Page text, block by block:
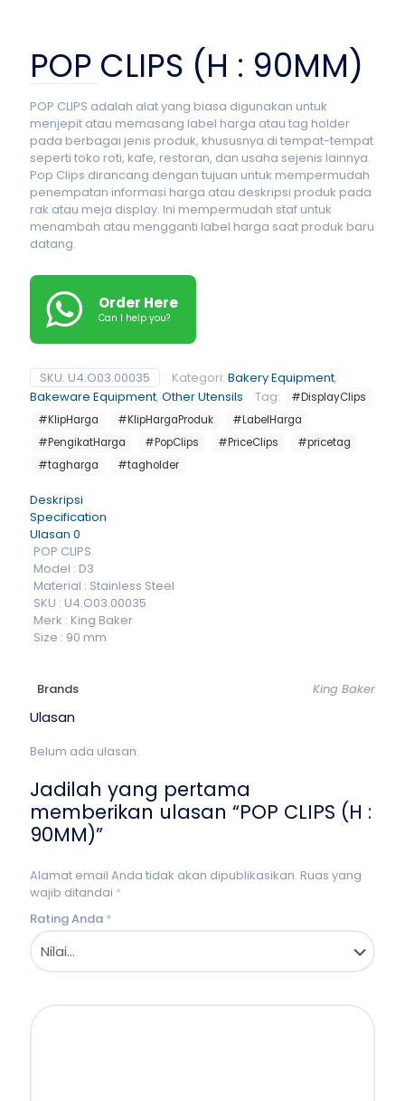
POP CLIPS (H : 90MM)
POP CLIPS adalah alat yang biasa digunakan untuk
menjepit atau memasang label harga atau tag holder
pada berbagai jenis produk, khususnya di tempat-tempat
seperti toko roti, kafe, restoran, dan usaha sejenis lainnya.
Pop Clips dirancang dengan tujuan untuk mempermudah
penempatan informasi harga atau deskripsi produk pada
rak atau meja display. Ini mempermudah staf untuk
menambah atau mengganti label harga saat produk baru
datang.
Order Here
Can I help you?
SKU: U4.O03.00035 Kategori: Bakery Equipment,
Bakeware Equipment, Other Utensils Tag:
#DisplayClips
#KlipHarga
#KlipHargaProduk
#LabelHarga
#PengikatHarga
#PopClips #PriceClips
#pricetag
#tagharga
#tagholder
Deskripsi
Specification
Ulasan 0
POP CLIPS
Model : D3
Material : Stainless Steel
SKU : U4.O03.00035
Merk : King Baker
Size : 90 mm
Brands King Baker
Ulasan
Belum ada ulasan.
Jadilah yang pertama
memberikan ulasan “POP CLIPS (H :
90MM)”
Alamat email Anda tidak akan dipublikasikan. Ruas yang
wajib ditandai *
Rating Anda *